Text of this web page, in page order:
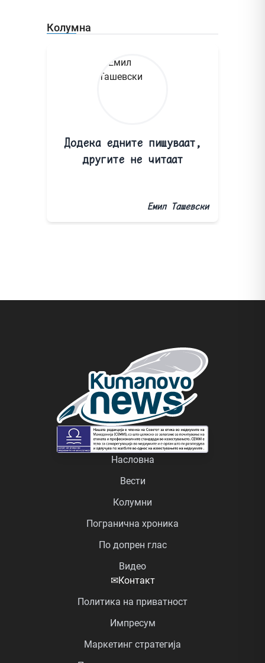
Колумна
Додека едните пишуваат,
другите не читаат
Емил Ташевски
Насловна
Вести
Колумни
Погранична хроника
По допрен глас
Видео
✉Контакт
Политика на приватност
Импресум
Маркетинг стратегија